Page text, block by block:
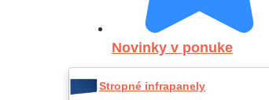
Stropné infrapanely
Novinky v ponuke
Úvod